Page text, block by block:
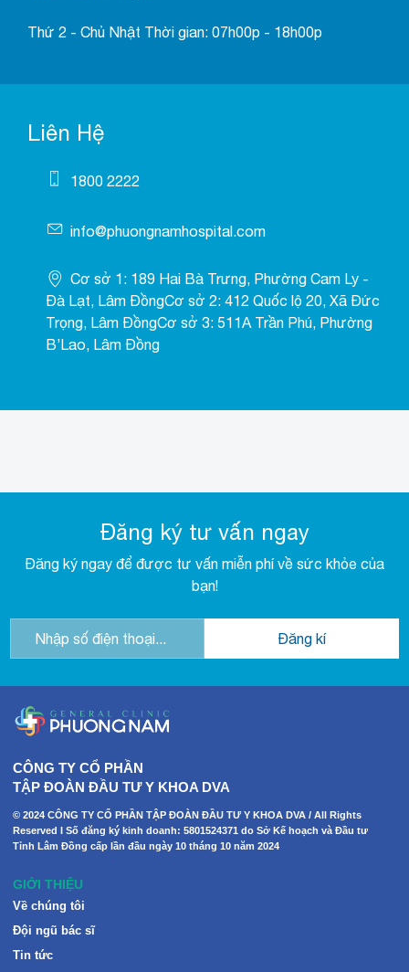
Thứ 2 - Chủ Nhật Thời gian: 07h00p - 18h00p
Liên Hệ
1800 2222
info@phuongnamhospital.com
Cơ sở 1: 189 Hai Bà Trưng, Phường Cam Ly -
Đà Lạt, Lâm ĐồngCơ sở 2: 412 Quốc lộ 20, Xã Đức
Trọng, Lâm ĐồngCơ sở 3: 511A Trần Phú, Phường
B’Lao, Lâm Đồng
Đăng ký tư vấn ngay
Đăng ký ngay để được tư vấn miễn phí về sức khỏe của
bạn!
CÔNG TY CỔ PHẦN
TẬP ĐOÀN ĐẦU TƯ Y KHOA DVA
© 2024 CÔNG TY CỔ PHẦN TẬP ĐOÀN ĐẦU TƯ Y KHOA DVA / All Rights
Reserved I Số đăng ký kinh doanh: 5801524371 do Sở Kế hoạch và Đầu tư
Tỉnh Lâm Đồng cấp lần đầu ngày 10 tháng 10 năm 2024
GIỚI THIỆU
Về chúng tôi
Đội ngũ bác sĩ
Tin tức